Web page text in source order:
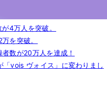
4万人を突破。
を突破。
数が20万人を達成！
vois ヴォイス」に変わりまし